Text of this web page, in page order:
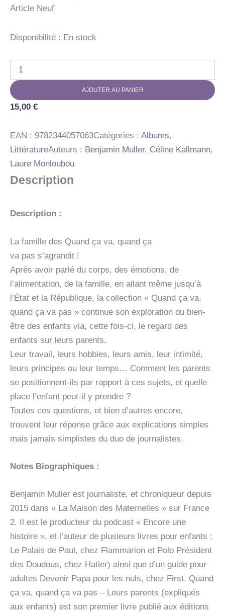
Article Neuf
Disponibilité : En stock
QUAND
CA
VA
VA
PAS
-
LEURS
PARENTS
-
ENFANTS)
AJOUTER AU PANIER
15,00 €
EAN : 9782344057063Catégories : Albums,
LittératureAuteurs : Benjamin Muller, Céline Kallmann,
Laure Monloubou
Description
Description :
La famille des Quand ça va, quand ça
va pas s’agrandit !
Après avoir parlé du corps, des émotions, de
l’alimentation, de la famille, en allant même jusqu’à
l’État et la République, la collection « Quand ça va,
quand ça va pas » continue son exploration du bien-
être des enfants via, cette fois-ci, le regard des
enfants sur leurs parents.
Leur travail, leurs hobbies, leurs amis, leur intimité,
leurs principes ou leur temps… Comment les parents
se positionnent-ils par rapport à ces sujets, et quelle
place l’enfant peut-il y prendre ?
Toutes ces questions, et bien d’autres encore,
trouvent leur réponse grâce aux explications simples
mais jamais simplistes du duo de journalistes.
Notes Biographiques :
Benjamin Muller est journaliste, et chroniqueur depuis
2015 dans « La Maison des Maternelles » sur France
2. Il est le producteur du podcast « Encore une
histoire », et l’auteur de plusieurs livres pour enfants :
Le Palais de Paul, chez Flammarion et Polo Président
des Doudous, chez Hatier) ainsi que d’un guide pour
adultes Devenir Papa pour les nuls, chez First. Quand
ça va, quand ça va pas – Leurs parents (expliqués
aux enfants) est son premier livre publié aux éditions